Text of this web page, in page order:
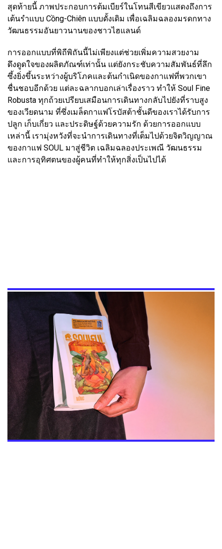
สุดท้ายนี้ ภาพประกอบการต้มเบียร์ในโทนสีเขียวแสดงถึงการ
เต้นรำแบบ Cồng-Chiên แบบดั้งเดิม เพื่อเฉลิมฉลองมรดกทาง
วัฒนธรรมอันยาวนานของชาวไฮแลนด์
การออกแบบที่พิถีพิถันนี้ไม่เพียงแต่ช่วยเพิ่มความสวยงาม
ดึงดูดใจของผลิตภัณฑ์เท่านั้น แต่ยังกระชับความสัมพันธ์ที่ลึก
ซึ้งยิ่งขึ้นระหว่างผู้บริโภคและต้นกำเนิดของกาแฟที่พวกเขา
ชื่นชอบอีกด้วย แต่ละฉลากบอกเล่าเรื่องราว ทำให้ Soul Fine
Robusta ทุกถ้วยเปรียบเสมือนการเดินทางกลับไปยังที่ราบสูง
ของเวียดนาม ที่ซึ่งเมล็ดกาแฟโรบัสต้าชั้นดีของเราได้รับการ
ปลูก เก็บเกี่ยว และประดิษฐ์ด้วยความรัก ด้วยการออกแบบ
เหล่านี้ เรามุ่งหวังที่จะนำการเดินทางที่เต็มไปด้วยจิตวิญญาณ
ของกาแฟ SOUL มาสู่ชีวิต เฉลิมฉลองประเพณี วัฒนธรรม
และการอุทิศตนของผู้คนที่ทำให้ทุกสิ่งเป็นไปได้